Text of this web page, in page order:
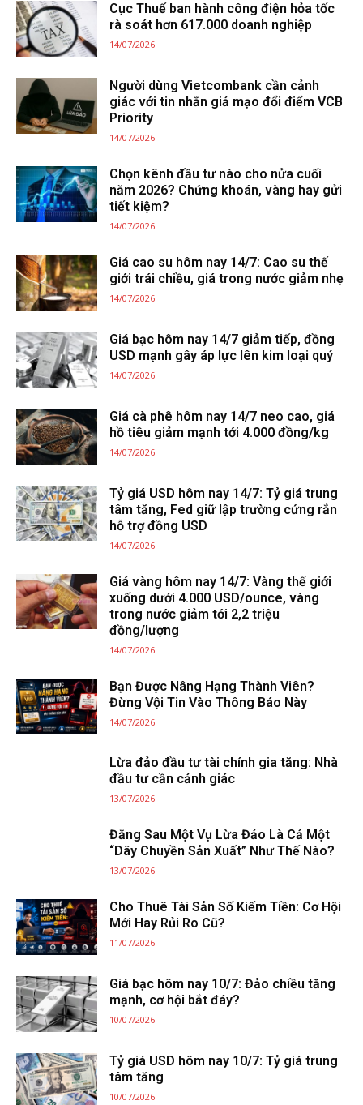
Cục Thuế ban hành công điện hỏa tốc
rà soát hơn 617.000 doanh nghiệp
14/07/2026
Người dùng Vietcombank cần cảnh
giác với tin nhắn giả mạo đổi điểm VCB
Priority
14/07/2026
Chọn kênh đầu tư nào cho nửa cuối
năm 2026? Chứng khoán, vàng hay gửi
tiết kiệm?
14/07/2026
Giá cao su hôm nay 14/7: Cao su thế
giới trái chiều, giá trong nước giảm nhẹ
14/07/2026
Giá bạc hôm nay 14/7 giảm tiếp, đồng
USD mạnh gây áp lực lên kim loại quý
14/07/2026
Giá cà phê hôm nay 14/7 neo cao, giá
hồ tiêu giảm mạnh tới 4.000 đồng/kg
14/07/2026
Tỷ giá USD hôm nay 14/7: Tỷ giá trung
tâm tăng, Fed giữ lập trường cứng rắn
hỗ trợ đồng USD
14/07/2026
Giá vàng hôm nay 14/7: Vàng thế giới
xuống dưới 4.000 USD/ounce, vàng
trong nước giảm tới 2,2 triệu
đồng/lượng
14/07/2026
Bạn Được Nâng Hạng Thành Viên?
Đừng Vội Tin Vào Thông Báo Này
14/07/2026
Lừa đảo đầu tư tài chính gia tăng: Nhà
đầu tư cần cảnh giác
13/07/2026
Đằng Sau Một Vụ Lừa Đảo Là Cả Một
“Dây Chuyền Sản Xuất” Như Thế Nào?
13/07/2026
Cho Thuê Tài Sản Số Kiếm Tiền: Cơ Hội
Mới Hay Rủi Ro Cũ?
11/07/2026
Giá bạc hôm nay 10/7: Đảo chiều tăng
mạnh, cơ hội bắt đáy?
10/07/2026
Tỷ giá USD hôm nay 10/7: Tỷ giá trung
tâm tăng
10/07/2026